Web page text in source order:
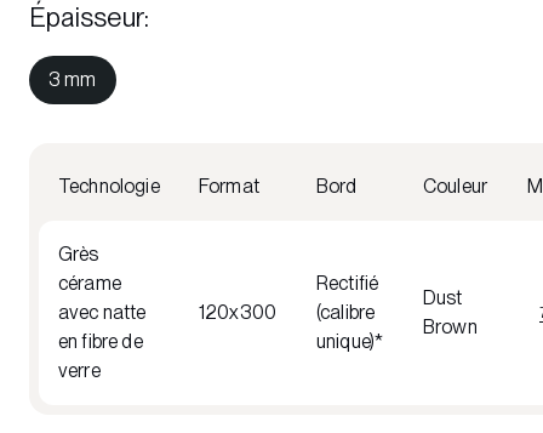
Épaisseur:
3 mm
Technologie Format Bord Couleur
Grès
cérame
avec natte
en fibre de
verre
120x300
Rectifié
(calibre
unique)*
Dust
Brown